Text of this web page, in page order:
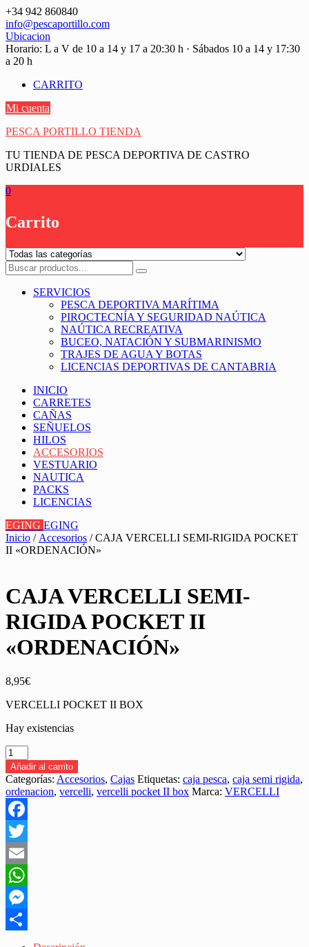
Saltar
contenido
+34 942 860840
info@pescaportillo.com
Ubicacion
Horario: L a V de 10 a 14 y 17 a 20:30 h · Sábados 10 a 14 y 17:30
a 20 h
CARRITO
Mi cuenta
PESCA PORTILLO TIENDA
TU TIENDA DE PESCA DEPORTIVA DE CASTRO
URDIALES
0
Carrito
SERVICIOS
PESCA DEPORTIVA MARÍTIMA
PIROCTECNÍA Y SEGURIDAD NAÚTICA
NAÚTICA RECREATIVA
BUCEO, NATACIÓN Y SUBMARINISMO
TRAJES DE AGUA Y BOTAS
LICENCIAS DEPORTIVAS DE CANTABRIA
INICIO
CARRETES
CAÑAS
SEÑUELOS
HILOS
ACCESORIOS
VESTUARIO
NAUTICA
PACKS
LICENCIAS
EGING EGING
Inicio / Accesorios / CAJA VERCELLI SEMI-RIGIDA POCKET
II «ORDENACIÓN»
CAJA VERCELLI SEMI-
RIGIDA POCKET II
«ORDENACIÓN»
8,95€
VERCELLI POCKET II BOX
Hay existencias
CAJA
VERCELLI
SEMI-
RIGIDA
POCKET
II
"ORDENACIÓN"
cantidad
Añadir al carrito
Categorías: Accesorios, Cajas Etiquetas: caja pesca, caja semi rigida,
ordenacion, vercelli, vercelli pocket II box Marca: VERCELLI
Facebook
Twitter
Email
WhatsApp
Messenger